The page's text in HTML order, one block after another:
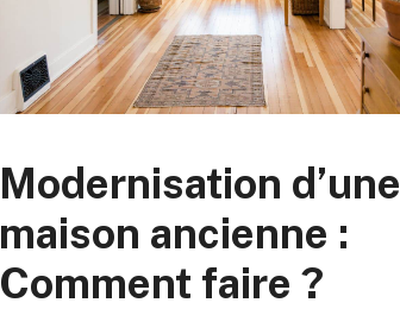
Modernisation d’une
maison ancienne :
Comment faire ?